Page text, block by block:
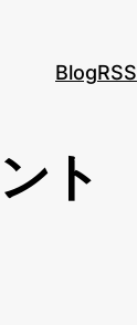
BlogRSS
ト